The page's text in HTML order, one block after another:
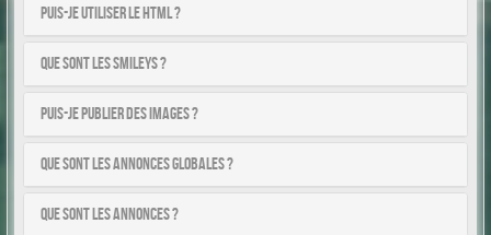
Puis-je utiliser le HTML ?
Que sont les smileys ?
Puis-je publier des images ?
Que sont les annonces globales ?
Que sont les annonces ?